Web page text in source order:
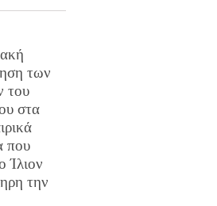
των
του
στα
που
Ίλιον
την